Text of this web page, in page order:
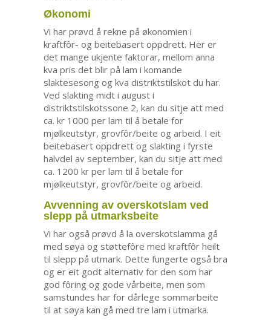
Økonomi
Vi har prøvd å rekne på økonomien i
kraftfôr- og beitebasert oppdrett. Her er
det mange ukjente faktorar, mellom anna
kva pris det blir på lam i komande
slaktesesong og kva distriktstilskot du har.
Ved slakting midt i august i
distriktstilskotssone 2, kan du sitje att med
ca. kr 1000 per lam til å betale for
mjølkeutstyr, grovfôr/beite og arbeid. I eit
beitebasert oppdrett og slakting i fyrste
halvdel av september, kan du sitje att med
ca. 1200 kr per lam til å betale for
mjølkeutstyr, grovfôr/beite og arbeid.
Avvenning av overskotslam ved
slepp på utmarksbeite
Vi har også prøvd å la overskotslamma gå
med søya og støttefôre med kraftfôr heilt
til slepp på utmark. Dette fungerte også bra
og er eit godt alternativ for den som har
god fôring og gode vårbeite, men som
samstundes har for dårlege sommarbeite
til at søya kan gå med tre lam i utmarka.